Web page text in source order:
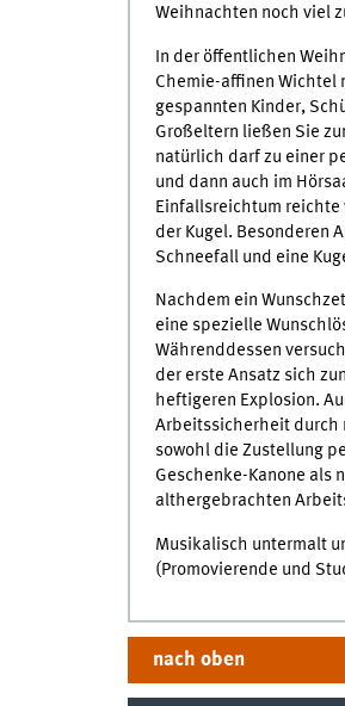
Weihnachten noch viel
In der öffentlichen
Chemie-affinen Wichtel
gespannten Kinder,
Großeltern ließen Sie
natürlich darf zu einer
und dann auch im
Einfallsreichtum reichte
der Kugel. Besonderen
Schneefall und eine
Nachdem ein
eine spezielle
Währenddessen
der erste Ansatz sich
heftigeren Explosion.
Arbeitssicherheit durch
sowohl die Zustellung
Geschenke-Kanone als
althergebrachten
Musikalisch untermalt
(Promovierende und
nach oben